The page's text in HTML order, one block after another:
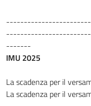
-------
IMU 2025
La scadenza per il
La scadenza per il